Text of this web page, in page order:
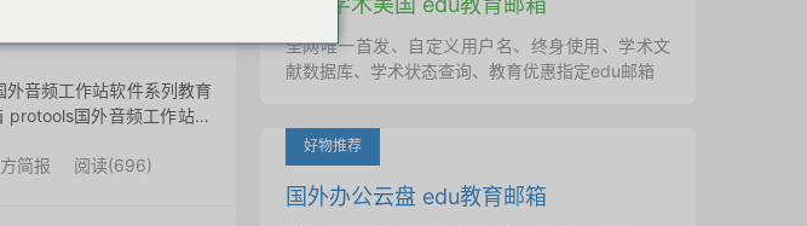
音频工作站软件系列教育
国外音频工作站软
简报 阅读(696)
全网唯一首发、自定义用户名、终身使用、学术文
献数据库、学术状态查询、教育优惠指定edu邮箱
好物推荐
国外办公云盘 edu教育邮箱